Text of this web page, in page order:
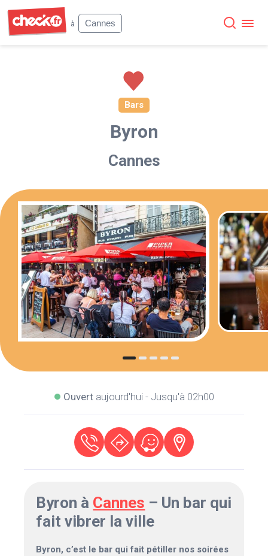
à
Cannes
Bars
Byron
Cannes
Ouvertaujourd'hui - Jusqu'à 02h00
Byron à Cannes – Un bar qui
fait vibrer la ville
Byron, c’est le bar qui fait pétiller nos soirées